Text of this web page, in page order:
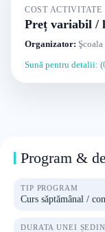
COST ACTIVITATE
Preț variabil /
Organizator:
Sună pentru detalii:
Program &
TIP PROGRAM
Curs săptămânal /
DURATA UNEI